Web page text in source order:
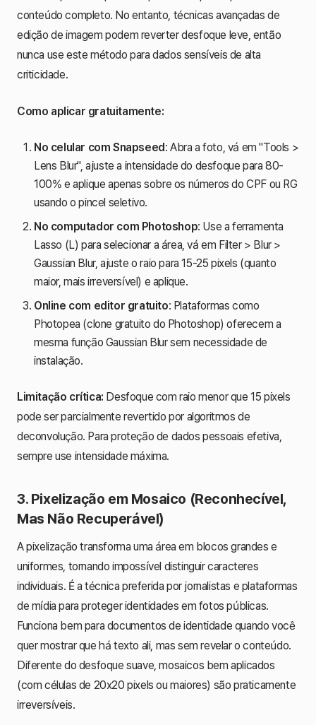
conteúdo completo. No entanto, técnicas avançadas de
edição de imagem podem reverter desfoque leve, então
nunca use este método para dados sensíveis de alta
criticidade.
Como aplicar gratuitamente:
No celular com Snapseed: Abra a foto, vá em "Tools >
Lens Blur", ajuste a intensidade do desfoque para 80-
100% e aplique apenas sobre os números do CPF ou RG
usando o pincel seletivo.
No computador com Photoshop: Use a ferramenta
Lasso (L) para selecionar a área, vá em Filter > Blur >
Gaussian Blur, ajuste o raio para 15-25 pixels (quanto
maior, mais irreversível) e aplique.
Online com editor gratuito: Plataformas como
Photopea (clone gratuito do Photoshop) oferecem a
mesma função Gaussian Blur sem necessidade de
instalação.
Limitação crítica: Desfoque com raio menor que 15 pixels
pode ser parcialmente revertido por algoritmos de
deconvolução. Para proteção de dados pessoais efetiva,
sempre use intensidade máxima.
3. Pixelização em Mosaico (Reconhecível,
Mas Não Recuperável)
A pixelização transforma uma área em blocos grandes e
uniformes, tornando impossível distinguir caracteres
individuais. É a técnica preferida por jornalistas e plataformas
de mídia para proteger identidades em fotos públicas.
Funciona bem para documentos de identidade quando você
quer mostrar que há texto ali, mas sem revelar o conteúdo.
Diferente do desfoque suave, mosaicos bem aplicados
(com células de 20x20 pixels ou maiores) são praticamente
irreversíveis.